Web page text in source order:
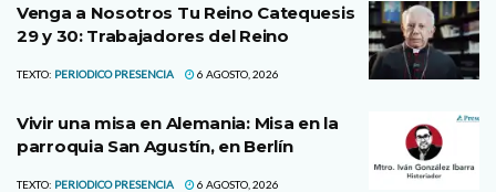
Venga a Nosotros Tu Reino Catequesis
29 y 30: Trabajadores del Reino
TEXTO: PERIODICO PRESENCIA 6 AGOSTO, 2026
Vivir una misa en Alemania: Misa en la
parroquia San Agustín, en Berlín
TEXTO: PERIODICO PRESENCIA 6 AGOSTO, 2026